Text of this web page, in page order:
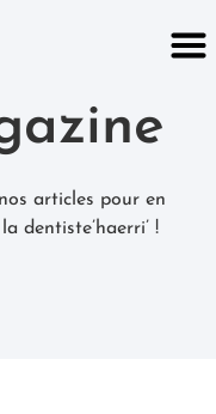
articles pour en
dentiste’haerri’ !